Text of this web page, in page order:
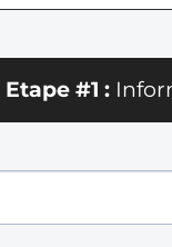
Etape #1 :